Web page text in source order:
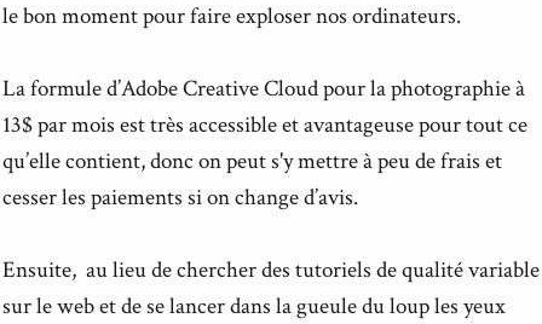
le bon moment pour faire exploser nos ordinateurs.
La formule d’Adobe Creative Cloud pour la photographie à
13$ par mois est très accessible et avantageuse pour tout ce
qu’elle contient, donc on peut s'y mettre à peu de frais et
cesser les paiements si on change d’avis.
Ensuite, au lieu de chercher des tutoriels de qualité variable
sur le web et de se lancer dans la gueule du loup les yeux